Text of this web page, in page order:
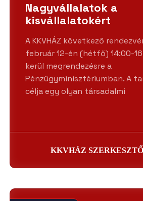
Nagyvállalatok a
kisvállalatokért
A KKVHÁZ következő
február 12-én (hétfő) 14:00-
kerül megrendezésre a
Pénzügyminisztériumban. A
célja egy olyan társadalmi
KKVHÁZ